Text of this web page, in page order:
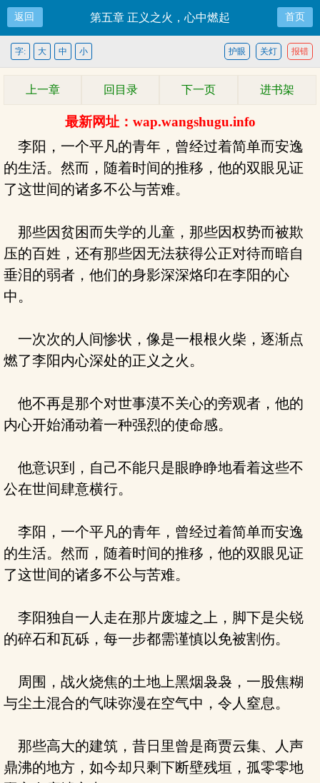
返回 第五章 正义之火，心中燃起 首页
报错
关灯
护眼
字: 大 中 小
上一章 回目录 下一页 进书架
最新网址：wap.wangshugu.info
李阳，一个平凡的青年，曾经过着简单而安逸
的生活。然而，随着时间的推移，他的双眼见证
了这世间的诸多不公与苦难。
那些因贫困而失学的儿童，那些因权势而被欺
压的百姓，还有那些因无法获得公正对待而暗自
垂泪的弱者，他们的身影深深烙印在李阳的心
中。
一次次的人间惨状，像是一根根火柴，逐渐点
燃了李阳内心深处的正义之火。
他不再是那个对世事漠不关心的旁观者，他的
内心开始涌动着一种强烈的使命感。
他意识到，自己不能只是眼睁睁地看着这些不
公在世间肆意横行。
李阳，一个平凡的青年，曾经过着简单而安逸
的生活。然而，随着时间的推移，他的双眼见证
了这世间的诸多不公与苦难。
李阳独自一人走在那片废墟之上，脚下是尖锐
的碎石和瓦砾，每一步都需谨慎以免被割伤。
周围，战火烧焦的土地上黑烟袅袅，一股焦糊
与尘土混合的气味弥漫在空气中，令人窒息。
那些高大的建筑，昔日里曾是商贾云集、人声
鼎沸的地方，如今却只剩下断壁残垣，孤零零地